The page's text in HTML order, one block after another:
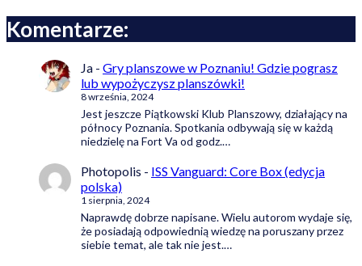
Komentarze:
Ja - Gry planszowe w Poznaniu! Gdzie pograsz
lub wypożyczysz planszówki!
8 września, 2024
Jest jeszcze Piątkowski Klub Planszowy, działający na
północy Poznania. Spotkania odbywają się w każdą
niedzielę na Fort Va od godz.…
Photopolis - ISS Vanguard: Core Box (edycja
polska)
1 sierpnia, 2024
Naprawdę dobrze napisane. Wielu autorom wydaje się,
że posiadają odpowiednią wiedzę na poruszany przez
siebie temat, ale tak nie jest.…